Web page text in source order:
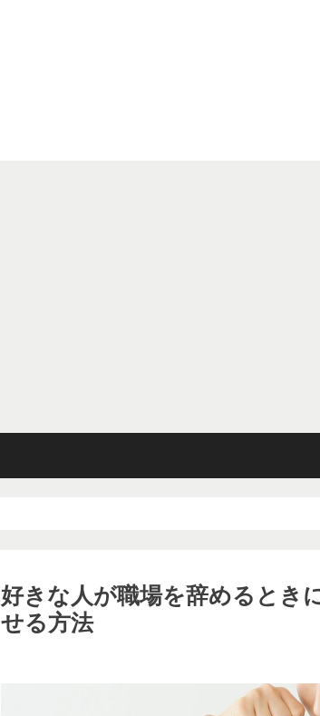
好きな人が職場を辞めるとき
せる方法